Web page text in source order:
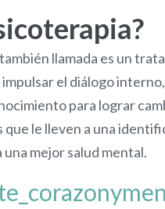
llamada es un
el diálogo
para lograr
le lleven a una
mejor salud mental.